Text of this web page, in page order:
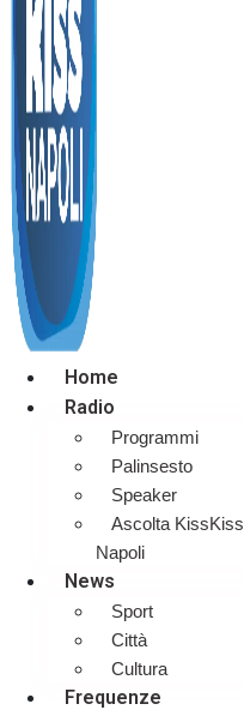
Home
Radio
Programmi
Palinsesto
Speaker
Ascolta KissKiss
Napoli
News
Sport
Città
Cultura
Frequenze